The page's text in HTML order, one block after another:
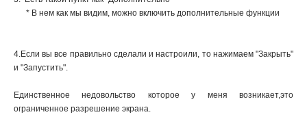
* В нем как мы видим, можно включить дополнительные функции
4.Если вы все правильно сделали и настроили, то нажимаем "Закрыть"
и "Запустить".
Единственное недовольство которое у меня возникает,это
ограниченное разрешение экрана.